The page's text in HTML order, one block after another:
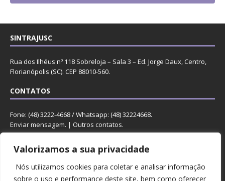
Valorizamos a sua privacidade
Nós utilizamos cookies para coletar e analisar informação
sobre o uso e performance deste site, bem como oferecer
SINTRAJUSC
Rua dos Ilhéus nº 118 Sobreloja – Sala 3 – Ed. Jorge Daux, Centro,
Florianópolis (SC). CEP 88010-560.
CONTATOS
Fone: (48) 3222-4668 / Whatsapp: (48) 32224668.
Enviar mensagem. | Outros contatos.
REDES